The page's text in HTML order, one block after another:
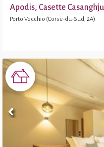
Apodis, Casette
Porto Vecchio (Corse-du-Sud, 2A)